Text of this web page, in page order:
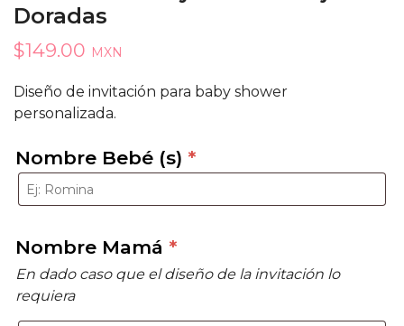
Doradas
$149.00 MXN
Diseño de invitación para baby shower
personalizada.
Nombre Bebé (s) *
Nombre Mamá *
En dado caso que el diseño de la invitación lo
requiera